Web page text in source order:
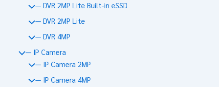
— DVR 2MP Lite Built-in eSSD
— DVR 2MP Lite
— DVR 4MP
— IP Camera
— IP Camera 2MP
— IP Camera 4MP